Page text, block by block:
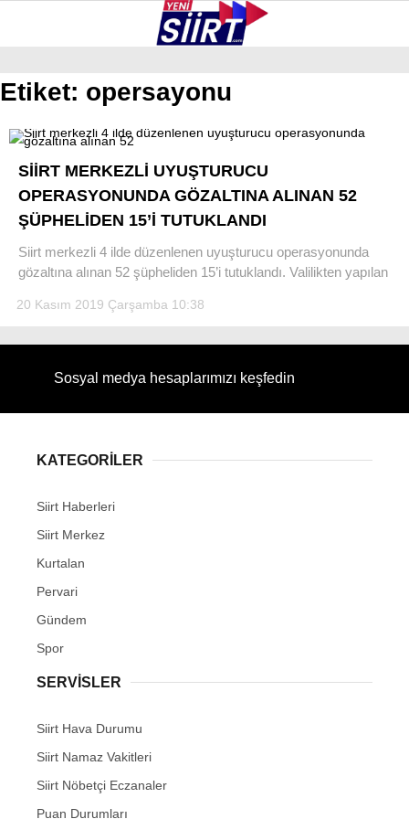
GALERİ VİDEO YAZARLAR
KURTALAN
ERUH
BAYKAN
PERVARI
ŞIRVAN
GÜNDEM
Etiket: opersayonu
SİİRT MERKEZLİ UYUŞTURUCU
OPERASYONUNDA GÖZALTINA ALINAN 52
ŞÜPHELİDEN 15’İ TUTUKLANDI
Siirt merkezli 4 ilde düzenlenen uyuşturucu operasyonunda
gözaltına alınan 52 şüpheliden 15’i tutuklandı. Valilikten yapılan
20 Kasım 2019 Çarşamba 10:38
Sosyal medya hesaplarımızı keşfedin
KATEGORİLER
Siirt Haberleri
Siirt Merkez
Kurtalan
Pervari
Gündem
Spor
SERVİSLER
Siirt Hava Durumu
Siirt Namaz Vakitleri
Siirt Nöbetçi Eczanaler
Puan Durumları